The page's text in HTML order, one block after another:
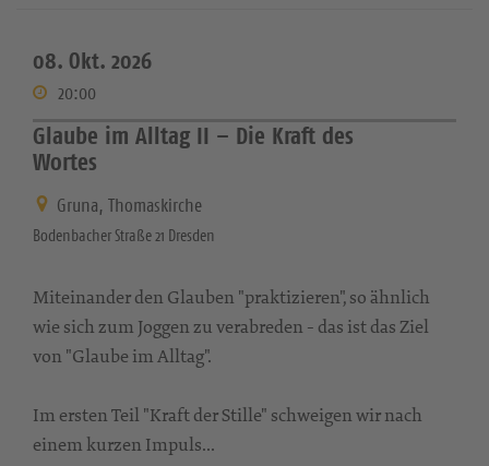
08. Okt. 2026
20:00
Glaube im Alltag II – Die Kraft des
Wortes
Gruna, Thomaskirche
Bodenbacher Straße 21 Dresden
Miteinander den Glauben "praktizieren", so ähnlich
wie sich zum Joggen zu verabreden - das ist das Ziel
von "Glaube im Alltag".
Im ersten Teil "Kraft der Stille" schweigen wir nach
einem kurzen Impuls...